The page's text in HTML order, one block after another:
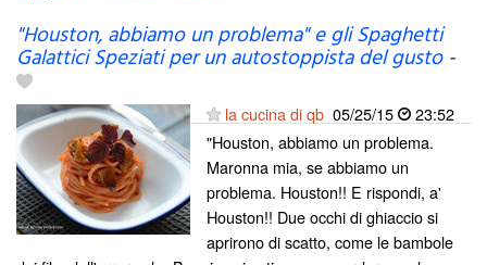
"Houston, abbiamo un problema" e gli Spaghetti
Galattici Speziati per un autostoppista del gusto-
la cucina di qb 05/25/15
23:52
"Houston, abbiamo un problema.
Maronna mia, se abbiamo un
problema. Houston!! E rispondi, a'
Houston!! Due occhi di ghiaccio si
aprirono di scatto, come le bambole